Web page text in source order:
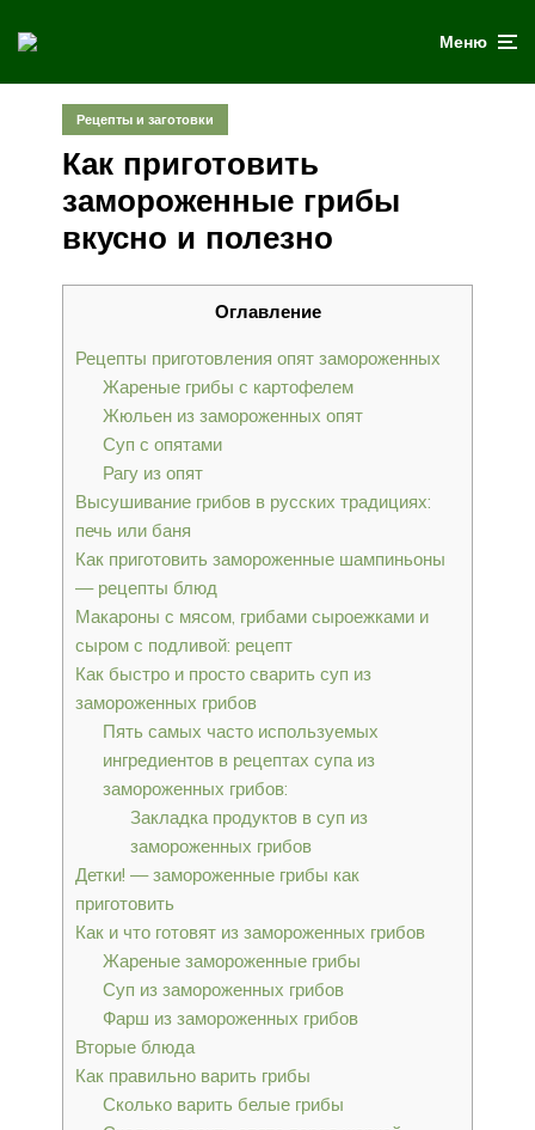
Меню
Рецепты и заготовки
Как приготовить
замороженные грибы
вкусно и полезно
Оглавление
Рецепты приготовления опят замороженных
Жареные грибы с картофелем
Жюльен из замороженных опят
Суп с опятами
Рагу из опят
Высушивание грибов в русских традициях:
печь или баня
Как приготовить замороженные шампиньоны
— рецепты блюд
Макароны с мясом, грибами сыроежками и
сыром с подливой: рецепт
Как быстро и просто сварить суп из
замороженных грибов
Пять самых часто используемых
ингредиентов в рецептах супа из
замороженных грибов:
Закладка продуктов в суп из
замороженных грибов
Детки! — замороженные грибы как
приготовить
Как и что готовят из замороженных грибов
Жареные замороженные грибы
Суп из замороженных грибов
Фарш из замороженных грибов
Вторые блюда
Как правильно варить грибы
Сколько варить белые грибы